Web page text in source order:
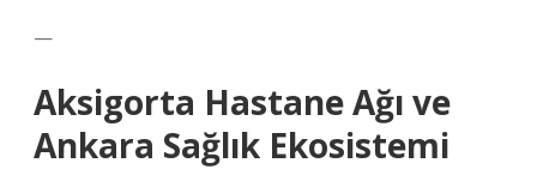
—
Aksigorta Hastane Ağı ve
Ankara Sağlık Ekosistemi